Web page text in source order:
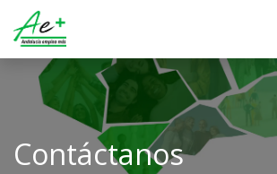
Ir al contenido
Contáctanos